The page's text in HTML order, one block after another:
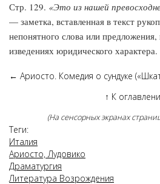
Стр. 129. «Это из нашей
— заметка, вставленная в текст
непонятного слова или
изведениях юридического характера.
← Ариосто. Комедия о сундуке
↑ К
(На сенсорных экранах
Теги:
Италия
Ариосто, Лудовико
Драматургия
Литература Возрождения